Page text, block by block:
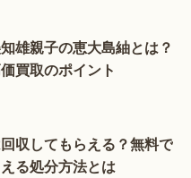
雄親子の恵大島紬とは？
買取のポイント
収してもらえる？無料で
る処分方法とは